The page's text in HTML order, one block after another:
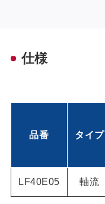
仕様
品番 タイプ
LF40E05 軸流